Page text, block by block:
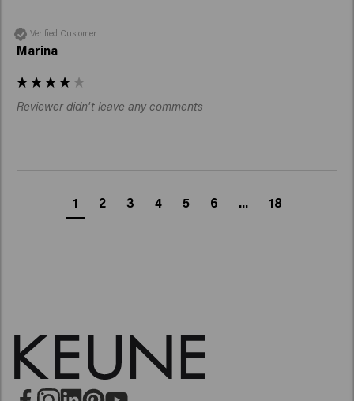
Verified Customer
Marina
Reviewer didn't leave any comments
1 2 3 4 5 6 ... 18